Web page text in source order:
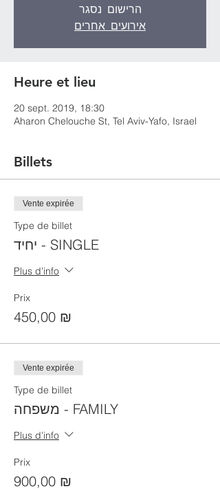
הרישום נסגר
אירועים אחרים
Heure et lieu
20 sept. 2019, 18:30
Aharon Chelouche St, Tel Aviv-Yafo, Israel
Billets
Vente expirée
Type de billet
יחיד - SINGLE
Plus d'info
Prix
450,00 ₪
Vente expirée
Type de billet
משפחה - FAMILY
Plus d'info
Prix
900,00 ₪